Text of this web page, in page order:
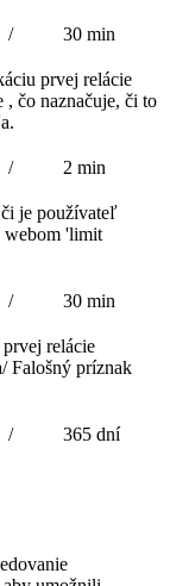
/ 30 min
prvej relácie
čo naznačuje, či to
/ 2 min
je používateľ
webom 'limit
/ 30 min
relácie
Falošný príznak
/ 365 dní